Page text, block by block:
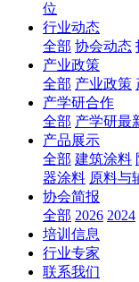
位
行业动态
全部 协会动态
产业政策
全部 产业政策
产学研合作
全部 产学研最
产品展示
全部 建筑涂料
器涂料 原料与
协会简报
全部 2026 2024
培训信息
行业专家
联系我们